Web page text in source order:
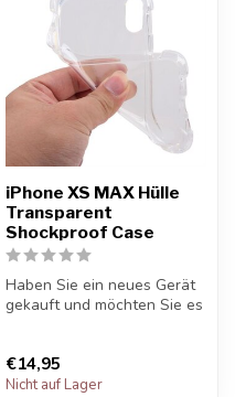
iPhone XS MAX Hülle
Transparent
Shockproof Case
Haben Sie ein neues Gerät
gekauft und möchten Sie es
€14,95
Nicht auf Lager